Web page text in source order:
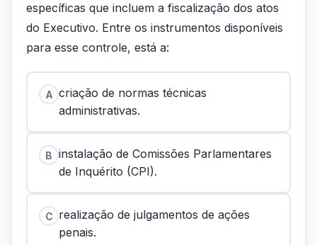
específicas que incluem a fiscalização dos atos
do Executivo. Entre os instrumentos disponíveis
para esse controle, está a:
A criação de normas técnicas
administrativas.
B instalação de Comissões Parlamentares
de Inquérito (CPI).
C realização de julgamentos de ações
penais.